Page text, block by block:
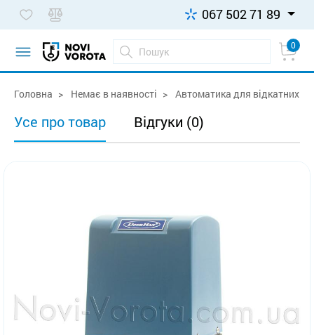
067 502 71 89
0
Головна Немає в наявності Автоматика для відкатних
Усе про товар Відгуки (0)